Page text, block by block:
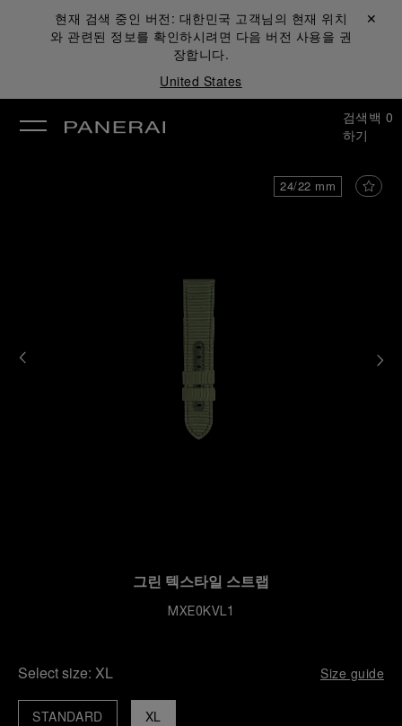
현재 검색 중인 버전: 대한민국 고객님의 현재 위치
와 관련된 정보를 확인하시려면 다음 버전 사용을 권
장합니다.
United States
닫기 ✕
검색
하기
백 0
24/22 mm
그린 텍스타일 스트랩
MXE0KVL1
Select size: XL Size guide
XL
STANDARD